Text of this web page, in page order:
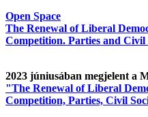
Open Space
The Renewal of Liberal
Competition. Parties and Civil
2023 júniusában megjelent a
"The Renewal of Liberal
Competition, Parties, Civil